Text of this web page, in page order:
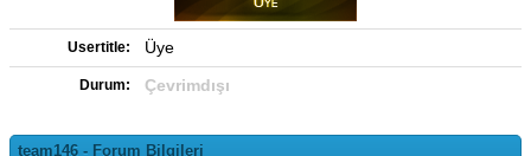
Usertitle: Üye
Durum: Çevrimdışı
team146 - Forum Bilgileri